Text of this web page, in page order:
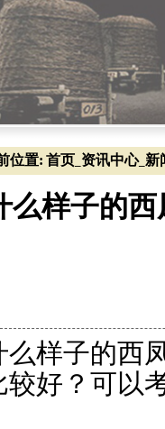
位置: 首页 资讯中心_ 新
么样子的
么样子的西
较好？可以